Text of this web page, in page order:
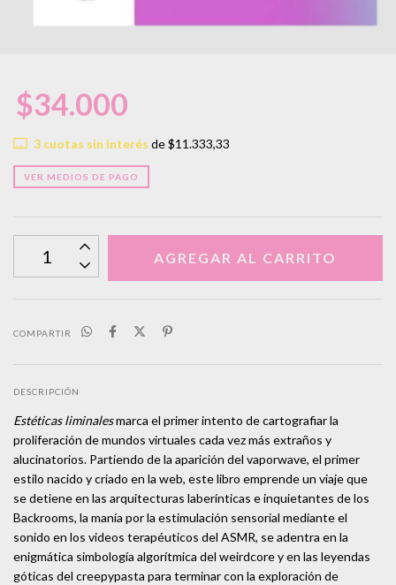
$34.000
3cuotas sin interés de$11.333,33
VER MEDIOS DE PAGO
COMPARTIR
DESCRIPCIÓN
Estéticas liminalesmarca el primer intento de cartografiar la
proliferación de mundos virtuales cada vez más extraños y
alucinatorios. Partiendo de la aparición del vaporwave, el primer
estilo nacido y criado en la web, este libro emprende un viaje que
se detiene en las arquitecturas laberínticas e inquietantes de los
Backrooms, la manía por la estimulación sensorial mediante el
sonido en los videos terapéuticos del ASMR, se adentra en la
enigmática simbología algorítmica del weirdcore y en las leyendas
góticas del creepypasta para terminar con la exploración de